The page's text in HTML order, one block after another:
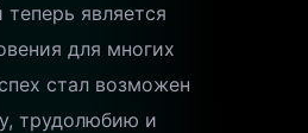
является
для многих
стал возможен
трудолюбию и